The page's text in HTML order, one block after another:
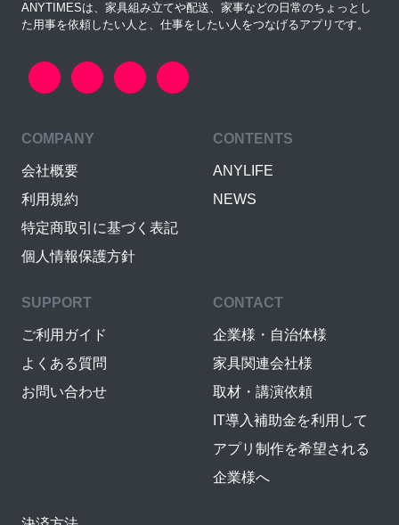
ANYTIMESは、家具組み立てや配送、家事などの日常のちょっとし
た用事を依頼したい人と、仕事をしたい人をつなげるアプリです。
COMPANY
会社概要
利用規約
特定商取引に基づく表記
個人情報保護方針
CONTENTS
ANYLIFE
NEWS
SUPPORT
ご利用ガイド
よくある質問
お問い合わせ
CONTACT
企業様・自治体様
家具関連会社様
取材・講演依頼
IT導入補助金を利用して
アプリ制作を希望される
企業様へ